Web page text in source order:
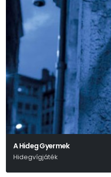
A Hideg Gyermek
Hidegvígjáték